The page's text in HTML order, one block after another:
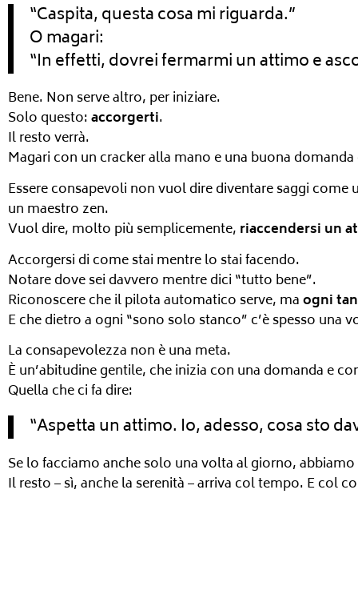
“Caspita, questa cosa mi riguarda.”
O magari:
“In effetti, dovrei fermarmi un attimo e
Bene. Non serve altro, per iniziare.
Solo questo:accorgerti.
Il resto verrà.
Magari con un cracker alla mano e una buona
Essere consapevoli non vuol dire diventare saggi
un maestro zen.
Vuol dire, molto più semplicemente, riaccendersi un
Accorgersi di come stai mentre lo stai facendo.
Notare dove sei davvero mentre dici “tutto bene”.
Riconoscere che il pilota automatico serve, maogni
E che dietro a ogni “sono solo stanco” c’è spesso una
La consapevolezza non è una meta.
È un’abitudine gentile, che inizia con una domanda e
Quella che ci fa dire:
“Aspetta un attimo. Io, adesso, cosa sto
Se lo facciamo anche solo una volta al giorno,
Il resto – sì, anche la serenità – arriva col tempo. E col